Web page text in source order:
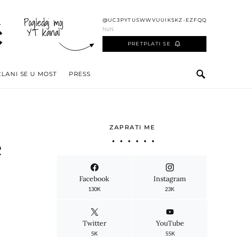
Pogledaj moj
YT kanal
@UC3PYTUSWWVUUIKSKZ-EZFQQ
NaN
PRETPLATI SE
SE U MOST PRESS
ZAPRATI ME
Facebook
130K
Instagram
23K
Twitter
5K
YouTube
55K